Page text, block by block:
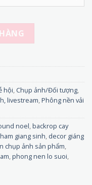
Cây Thông Tuyết -
hội Chụp ảnh/Đối tượng
livestream Phông nền vải
noel backrop cay
giang sinh decor giáng
chụp ảnh sản phẩm
phong nen lo suoi